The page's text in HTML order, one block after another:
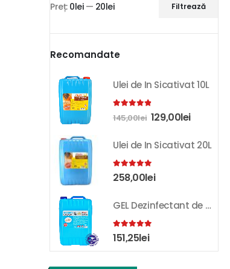
Filtrează
Preț: 0lei— 20lei
Recomandate
Ulei de In Sicativat 10L
out of 5
145,00lei 129,00lei
Ulei de In Sicativat 20L
5.00out of 5
258,00lei
GEL Dezinfectant de Maini K-SEPT 10L
5.00out of 5
151,25lei